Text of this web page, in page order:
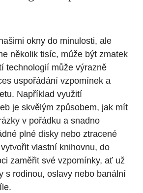
okny do minulosti, ale
několik tisíc, může být zmatek
technologií může výrazně
uspořádání vzpomínek a
Například využití
je skvělým způsobem, jak mít
v pořádku a snadno
plné disky nebo ztracené
vlastní knihovnu, do
zaměřit své vzpomínky, ať už
s rodinou, oslavy nebo banální